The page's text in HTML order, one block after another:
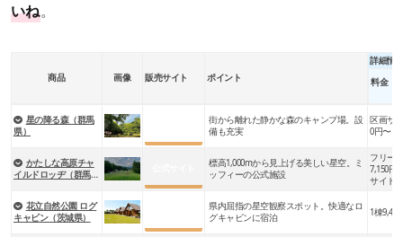
いね。
商品 画像 販売サイト ポイント
詳細情
料金
星の降る森（群馬
県）
街から離れた静かな森のキャンプ場。設
備も充実
区画サ
0円〜
かたしな高原チャ
イルドロッヂ（群馬
標高1,000mから見上げる美しい星空。ミ
ッフィーの公式施設
フリー
7,150円
サイト
花立自然公園 ログ
キャビン（茨城県）
県内屈指の星空観察スポット。快適なロ
グキャビンに宿泊
1棟